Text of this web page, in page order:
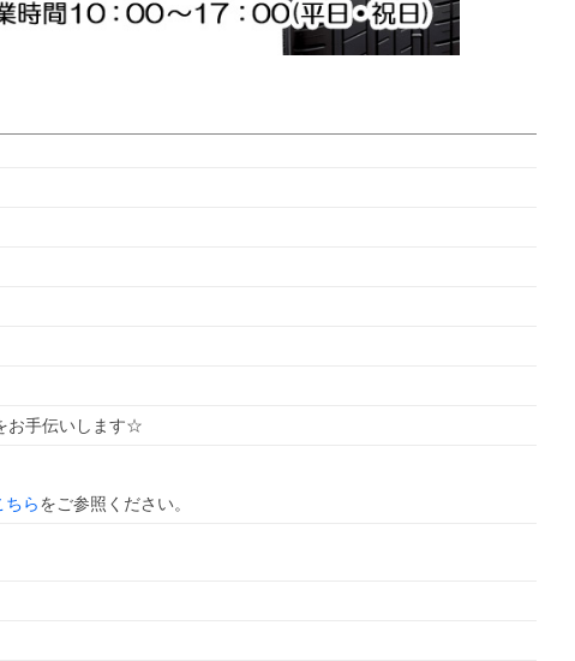
お手伝いします☆
ちらをご参照ください。